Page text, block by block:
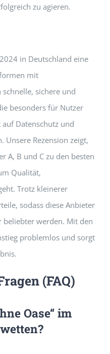
zu agieren.
in Deutschland eine
mit
sichere und
besonders für Nutzer
Datenschutz und
Rezension zeigt,
A, B und C zu den besten
Qualität,
Trotz kleinerer
sodass diese Anbieter
beliebter werden. Mit den
problemlos und sorgt
(FAQ)
Oase“ im